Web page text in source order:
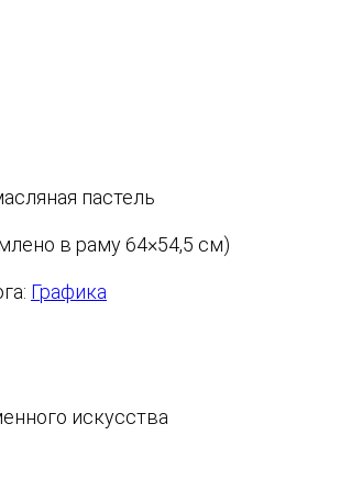
пастель
в раму 64×54,5 см)
Графика
искусства